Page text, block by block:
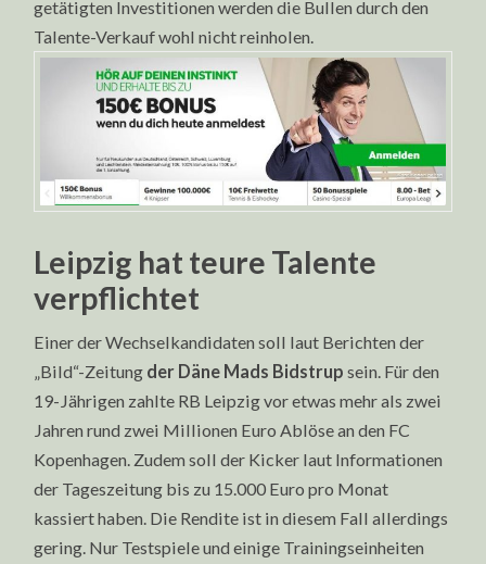
getätigten Investitionen werden die Bullen durch den
Talente-Verkauf wohl nicht reinholen.
Leipzig hat teure Talente
verpflichtet
Einer der Wechselkandidaten soll laut Berichten der
„Bild“-Zeitung der Däne Mads Bidstrup sein. Für den
19-Jährigen zahlte RB Leipzig vor etwas mehr als zwei
Jahren rund zwei Millionen Euro Ablöse an den FC
Kopenhagen. Zudem soll der Kicker laut Informationen
der Tageszeitung bis zu 15.000 Euro pro Monat
kassiert haben. Die Rendite ist in diesem Fall allerdings
gering. Nur Testspiele und einige Trainingseinheiten